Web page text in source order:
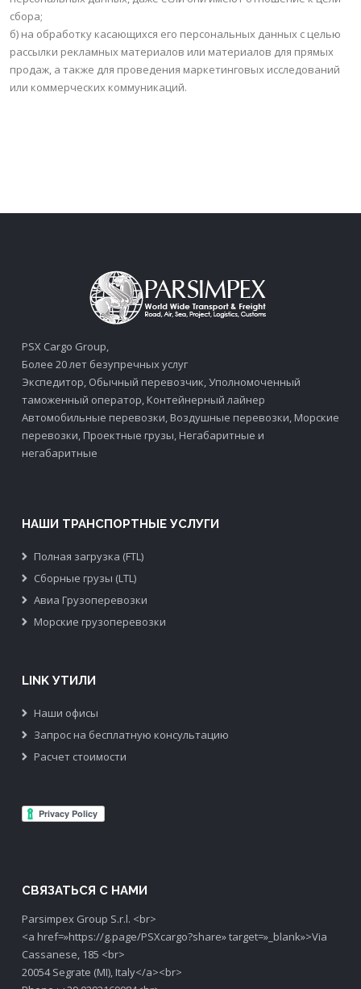
сбора;
б) на обработку касающихся его персональных данных с целью
рассылки рекламных материалов или материалов для прямых
продаж, а также для проведения маркетинговых исследований
или коммерческих коммуникаций.
PSX Cargo Group,
Более 20 лет безупречных услуг
Экспедитор, Обычный перевозчик, Уполномоченный
таможенный оператор, Контейнерный лайнер
Автомобильные перевозки, Воздушные перевозки, Морские
перевозки, Проектные грузы, Негабаритные и
негабаритные
НАШИ ТРАНСПОРТНЫЕ УСЛУГИ
Полная загрузка (FTL)
Сборные грузы (LTL)
Авиа Грузоперевозки
Морские грузоперевозки
LINK УТИЛИ
Наши офисы
Запрос на бесплатную консультацию
Расчет стоимости
СВЯЗАТЬСЯ С НАМИ
Parsimpex Group S.r.l. <br>
<a href=»https://g.page/PSXcargo?share» target=»_blank»>Via
Cassanese, 185 <br>
20054 Segrate (MI), Italy</a><br>